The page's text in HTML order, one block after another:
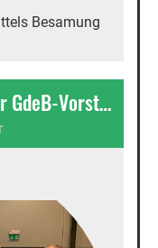
Besamung
Rückblick eurobee & Neuer GdeB-Vorstand – Gemeinschaft, Austausch und Ausblick